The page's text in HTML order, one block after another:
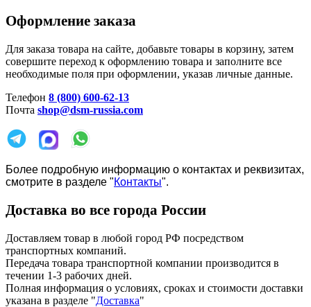
Оформление заказа
Для заказа товара на сайте, добавьте товары в корзину, затем
совершите переход к оформлению товара и заполните все
необходимые поля при оформлении, указав личные данные.
Телефон 8 (800) 600-62-13
Почта shop@dsm-russia.com
Более подробную информацию о контактах и реквизитах,
смотрите в разделе "Контакты".
Доставка во все города России
Доставляем товар в любой город РФ посредством
транспортных компаний.
Передача товара транспортной компании производится в
течении 1-3 рабочих дней.
Полная информация о условиях, сроках и стоимости доставки
указана в разделе "Доставка"